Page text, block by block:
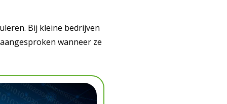
Bij kleine bedrijven
wanneer ze